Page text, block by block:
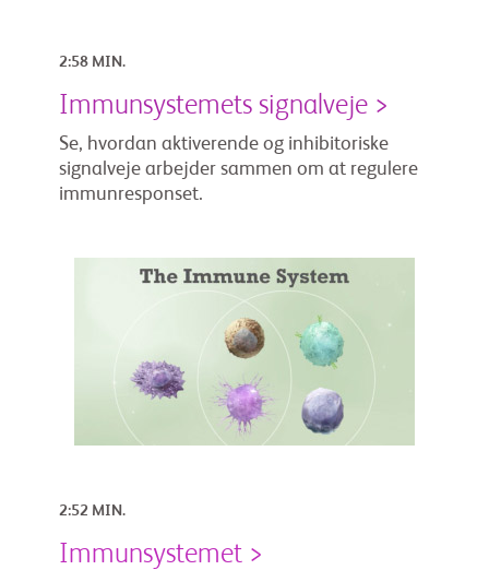
2:58 MIN.
Immunsystemets signalveje >
Se, hvordan aktiverende og inhibitoriske
signalveje arbejder sammen om at regulere
immunresponset.
2:52 MIN.
Immunsystemet >